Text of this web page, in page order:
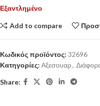
Εξαντλημένο
Add to compare
Κωδικός προϊόντος: 32696
Κατηγορίες: Αξεσουαρ,
Share: